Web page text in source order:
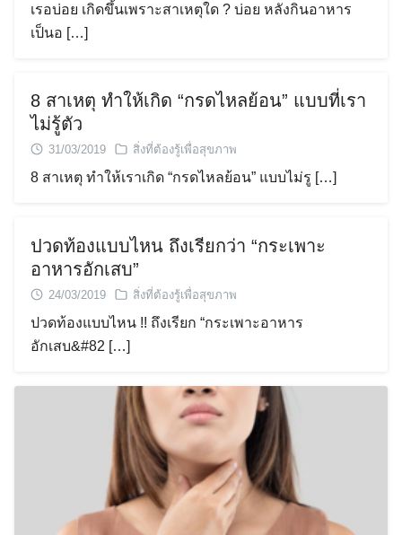
เรอบ่อย เกิดขึ้นเพราะสาเหตุใด ? บ่อย หลังกินอาหาร
เป็นอ […]
8 สาเหตุ ทำให้เกิด “กรดไหลย้อน” แบบที่เรา
ไม่รู้ตัว
31/03/2019 สิ่งที่ต้องรู้เพื่อสุขภาพ
8 สาเหตุ ทำให้เราเกิด “กรดไหลย้อน” แบบไม่รู […]
ปวดท้องแบบไหน ถึงเรียกว่า “กระเพาะ
อาหารอักเสบ”
24/03/2019 สิ่งที่ต้องรู้เพื่อสุขภาพ
ปวดท้องแบบไหน !! ถึงเรียก “กระเพาะอาหาร
อักเสบ&#82 […]